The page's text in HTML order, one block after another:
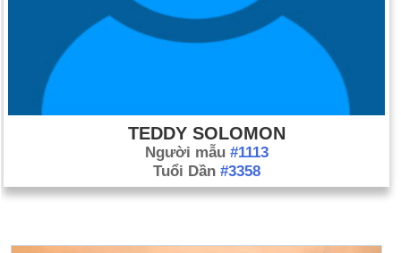
TEDDY SOLOMON
Người mẫu #1113
Tuổi Dần #3358